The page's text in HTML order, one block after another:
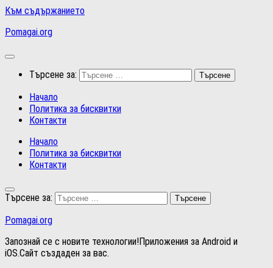
Към съдържанието
Pomagai.org
Търсене за:
Начало
Политика за бисквитки
Контакти
Начало
Политика за бисквитки
Контакти
Търсене за:
Pomagai.org
Запознай се с новите технологии!Приложения за Android и
iOS.Сайт създаден за вас.